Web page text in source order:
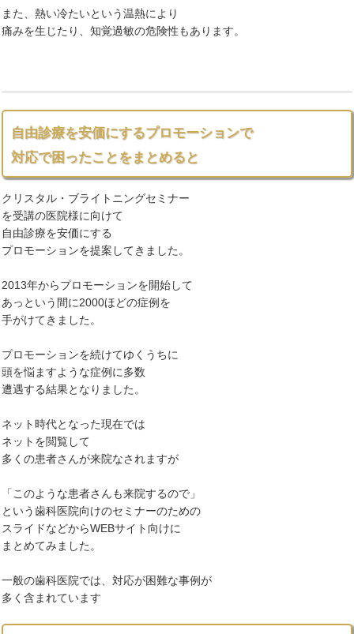
また、熱い冷たいという温熱により
痛みを生じたり、知覚過敏の危険性もあります。
自由診療を安価にするプロモーションで
対応で困ったことをまとめると
クリスタル・ブライトニングセミナー
を受講の医院様に向けて
自由診療を安価にする
プロモーションを提案してきました。
2013年からプロモーションを開始して
あっという間に2000ほどの症例を
手がけてきました。
プロモーションを続けてゆくうちに
頭を悩ますような症例に多数
遭遇する結果となりました。
ネット時代となった現在では
ネットを閲覧して
多くの患者さんが来院なされますが
「このような患者さんも来院するので」
という歯科医院向けのセミナーのための
スライドなどからWEBサイト向けに
まとめてみました。
一般の歯科医院では、対応が困難な事例が
多く含まれています